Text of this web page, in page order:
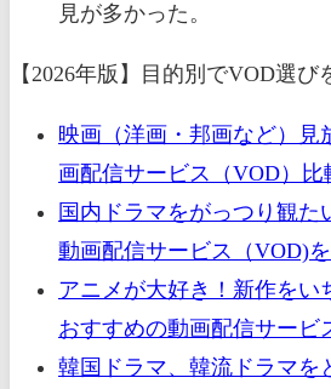
見が多かった。
【2026年版】目的別でVOD選び
映画（洋画・邦画など）見
画配信サービス（VOD）比
国内ドラマをがっつり観た
動画配信サービス（VOD)
アニメが大好き！新作をい
おすすめの動画配信サービ
韓国ドラマ、韓流ドラマを